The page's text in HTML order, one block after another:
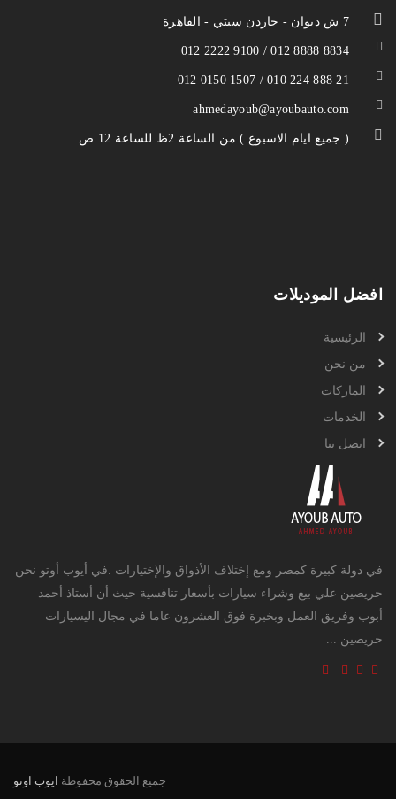
7 ش ديوان - جاردن سيتي - القاهرة
012 2222 9100 / 012 8888 8834
012 0150 1507 / 010 224 888 21
ahmedayoub@ayoubauto.com
( جميع ايام الاسبوع ) من الساعة 2ظ للساعة 12 ص
افضل الموديلات
الرئيسية
من نحن
الماركات
الخدمات
اتصل بنا
في دولة كبيرة كمصر ومع إختلاف الأذواق والإختيارات .في أيوب أوتو نحن
حريصين علي بيع وشراء سيارات بأسعار تنافسية حيث أن أستاذ أحمد
أبوب وفريق العمل وبخبرة فوق العشرون عاما في مجال اليسيارات
حريصين ...
جميع الحقوق محفوظة ايوب اوتو